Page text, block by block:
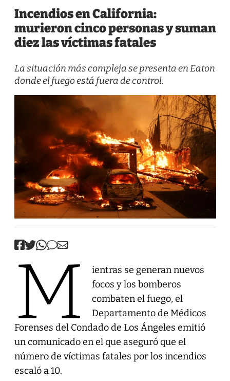
Incendios en California:
murieron cinco personas y suman
diez las víctimas fatales
La situación más compleja se presenta en Eaton
donde el fuego está fuera de control.
M
ientras se generan nuevos
focos y los bomberos
combaten el fuego, el
Departamento de Médicos
Forenses del Condado de Los Ángeles emitió
un comunicado en el que aseguró que el
número de víctimas fatales por los incendios
escaló a 10.